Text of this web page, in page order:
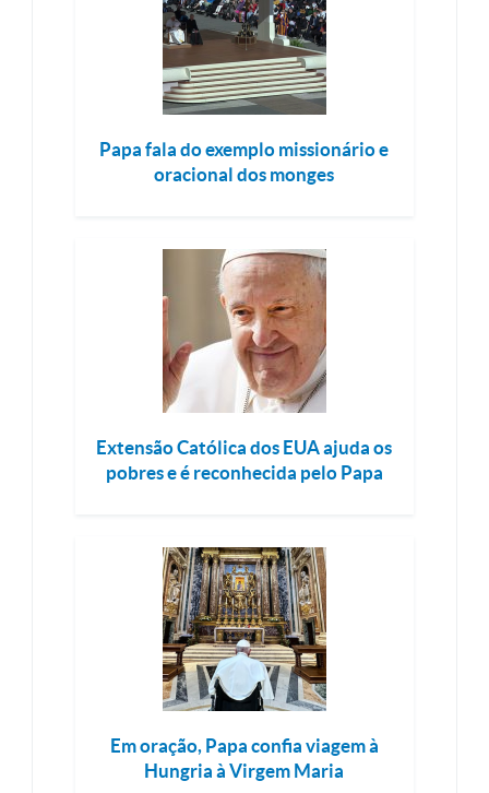
Papa fala do exemplo missionário e
oracional dos monges
Extensão Católica dos EUA ajuda os
pobres e é reconhecida pelo Papa
Em oração, Papa confia viagem à
Hungria à Virgem Maria